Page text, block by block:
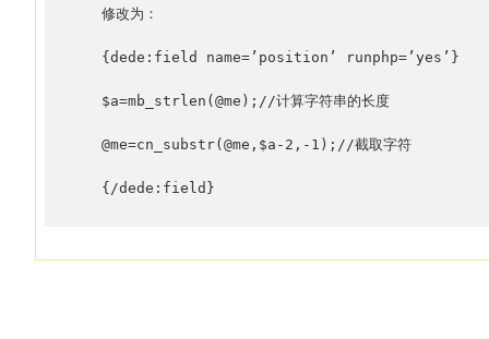
修改为：
{dede:field name=’position’ runphp=’yes’}
$a=mb_strlen(@me);//计算字符串的长度
@me=cn_substr(@me,$a-2,-1);//截取字符
{/dede:field}